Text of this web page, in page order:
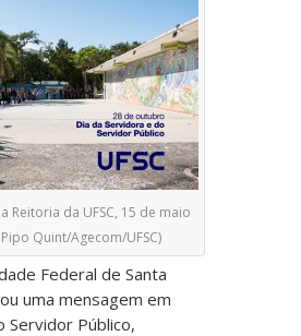
Reitoria da UFSC, 15 de maio
Quint/Agecom/UFSC)
Federal de Santa
uma mensagem em
Servidor Público,